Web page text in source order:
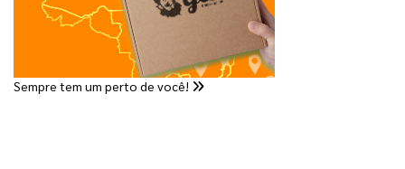
Sempre tem um perto de você!